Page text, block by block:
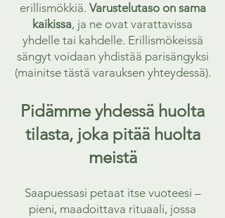
erillismökkiä. Varustelutaso on sama
kaikissa, ja ne ovat varattavissa
yhdelle tai kahdelle. Erillismökeissä
sängyt voidaan yhdistää parisängyksi
(mainitse tästä varauksen yhteydessä).
Pidämme yhdessä huolta
tilasta, joka pitää huolta
meistä
Saapuessasi petaat itse vuoteesi –
pieni, maadoittava rituaali, jossa